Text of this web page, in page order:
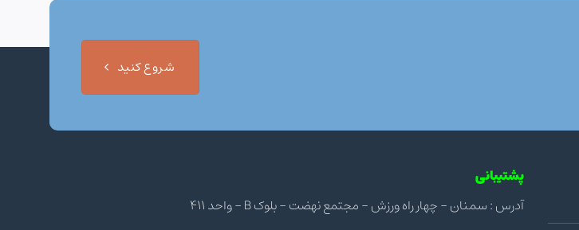
شروع کنید
پشتیبانی
آدرس : سمنان - چهار راه ورزش - مجتمع نهضت - بلوک B - واحد 411